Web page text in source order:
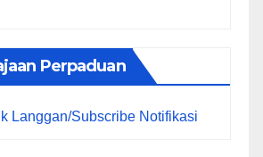
Perpaduan
Langgan/Subscribe Notifikasi